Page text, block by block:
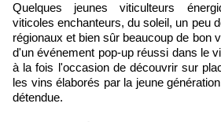
Quelques jeunes viticulteurs énergiques, des paysages
viticoles enchanteurs, du soleil, un peu
régionaux et bien sûr beaucoup de bon
d'un événement pop-up réussi dans le
à la fois l'occasion de découvrir sur
les vins élaborés par la jeune
détendue.